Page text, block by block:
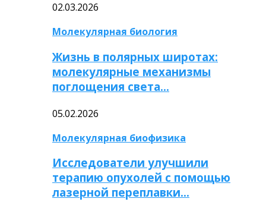
02.03.2026
Молекулярная биология
Жизнь в полярных широтах:
молекулярные механизмы
поглощения света…
05.02.2026
Молекулярная биофизика
Исследователи улучшили
терапию опухолей с помощью
лазерной переплавки…